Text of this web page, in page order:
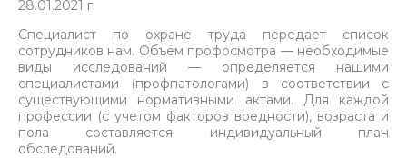
28.01.2021 г.
Cпециалист по охране труда передает список
сотрудников нам. Объём профосмотра — необходимые
виды исследований — определяется нашими
специалистами (профпатологами) в соответствии с
существующими нормативными актами. Для каждой
профессии (с учетом факторов вредности), возраста и
пола составляется индивидуальный план
обследований.